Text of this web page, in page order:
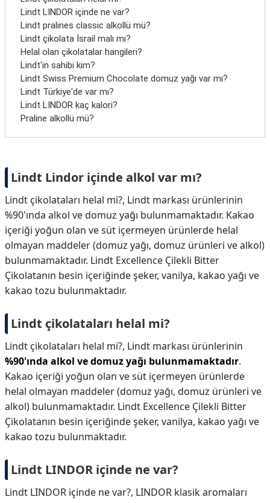
Lindt LINDOR içinde ne var?
Lindt pralines classic alkollü mü?
Lindt çikolata İsrail malı mı?
Helal olan çikolatalar hangileri?
Lindt'in sahibi kim?
Lindt Swiss Premium Chocolate domuz yağı var mı?
Lindt Türkiye'de var mı?
Lindt LINDOR kaç kalori?
Praline alkollü mü?
Lindt Lindor içinde alkol var mı?
Lindt çikolataları helal mi?, Lindt markası ürünlerinin
%90'ında alkol ve domuz yağı bulunmamaktadır. Kakao
içeriği yoğun olan ve süt içermeyen ürünlerde helal
olmayan maddeler (domuz yağı, domuz ürünleri ve alkol)
bulunmamaktadır. Lindt Excellence Çilekli Bitter
Çikolatanın besin içeriğinde şeker, vanilya, kakao yağı ve
kakao tozu bulunmaktadır.
Lindt çikolataları helal mi?
Lindt çikolataları helal mi?, Lindt markası ürünlerinin
%90'ında alkol ve domuz yağı bulunmamaktadır.
Kakao içeriği yoğun olan ve süt içermeyen ürünlerde
helal olmayan maddeler (domuz yağı, domuz ürünleri ve
alkol) bulunmamaktadır. Lindt Excellence Çilekli Bitter
Çikolatanın besin içeriğinde şeker, vanilya, kakao yağı ve
kakao tozu bulunmaktadır.
Lindt LINDOR içinde ne var?
Lindt LINDOR içinde ne var?, LINDOR klasik aromaları